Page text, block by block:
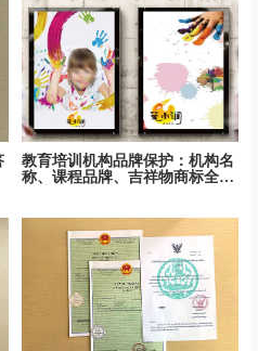
教育培训机构品牌保护：机构名
称、课程品牌、吉祥物商标全面